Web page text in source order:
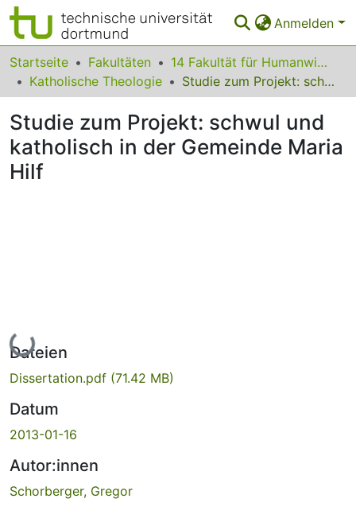
Anmelden
Bereiche & Sammlungen
Das gesamte Repositorium
Statistiken
FAQ
Startseite Fakultäten
14 Fakultät für Humanwissenschaften und Theologie
Katholische Theologie
Studie zum Projekt: schwul und katholisch in der Gemeinde Maria Hilf
Studie zum Projekt: schwul und
katholisch in der Gemeinde Maria
Hilf
Lade...
Dateien
Dissertation.pdf (71.42 MB)
Datum
2013-01-16
Autor:innen
Schorberger, Gregor